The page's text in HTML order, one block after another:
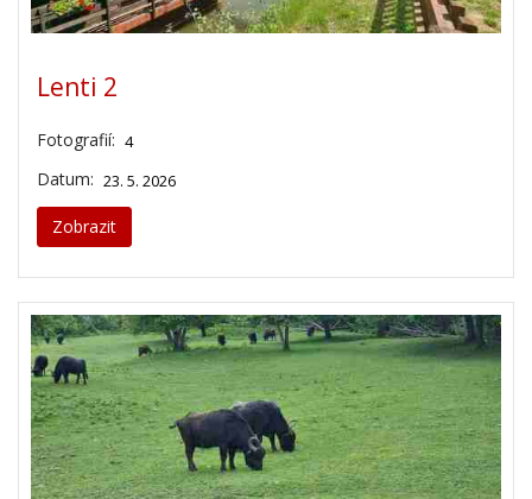
Lenti 2
Fotografií: 4
Datum: 23. 5. 2026
Zobrazit